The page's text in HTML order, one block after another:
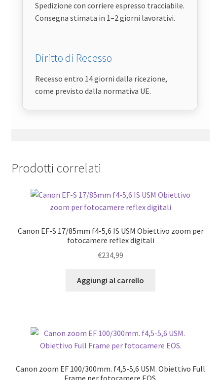
Spedizione con corriere espresso tracciabile.
Consegna stimata in 1–2 giorni lavorativi.
Diritto di Recesso
Recesso entro 14 giorni dalla ricezione,
come previsto dalla normativa UE.
Prodotti correlati
Canon EF-S 17/85mm f4-5,6 IS USM Obiettivo zoom per
fotocamere reflex digitali
€234,99
Aggiungi al carrello
Canon zoom EF 100/300mm. f4,5-5,6 USM. Obiettivo Full